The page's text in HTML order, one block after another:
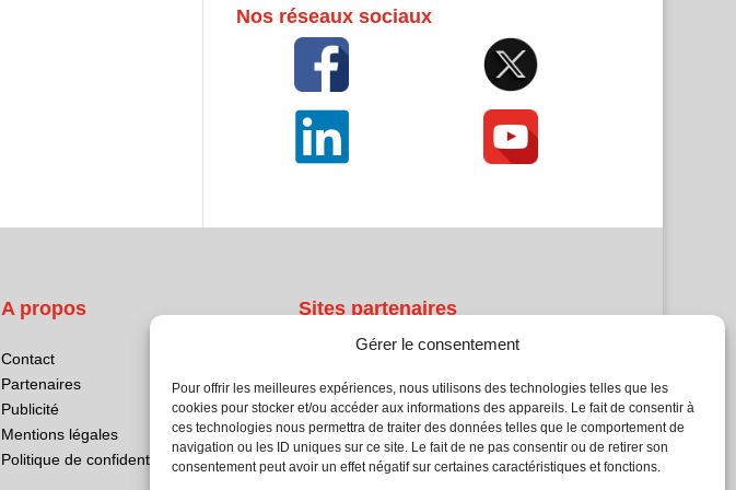
Gérer le consentement
Pour offrir les meilleures expériences, nous utilisons des technologies telles que les
cookies pour stocker et/ou accéder aux informations des appareils. Le fait de consentir à
ces technologies nous permettra de traiter des données telles que le comportement de
navigation ou les ID uniques sur ce site. Le fait de ne pas consentir ou de retirer son
consentement peut avoir un effet négatif sur certaines caractéristiques et fonctions.
Nos réseaux sociaux
A propos
Contact
Partenaires
Publicité
Mentions légales
Politique de confidentialité
Sites partenaires
Atrium Patrimoine
Kiosque 21
L'Atelier Bois
Planète Bâtiment